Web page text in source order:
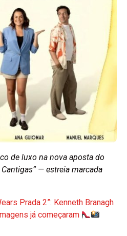
de luxo na nova aposta do
— estreia marcada
Prada 2”: Kenneth Branagh
já começaram